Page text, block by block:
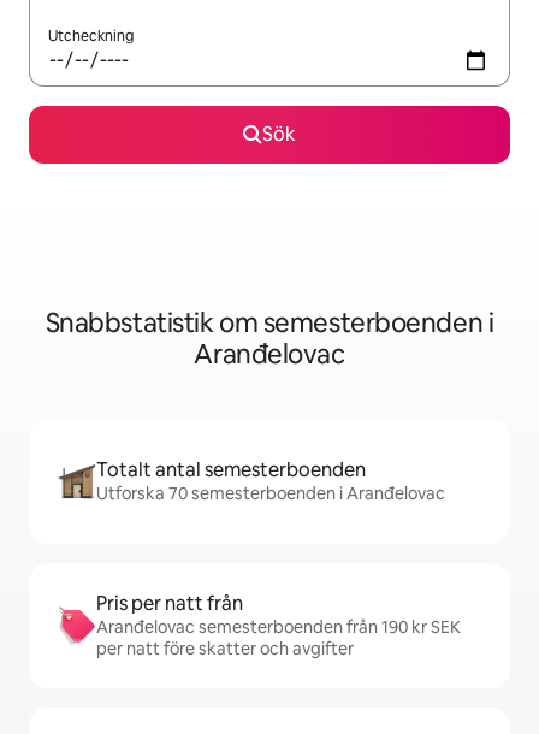
Utcheckning
Sök
Snabbstatistik om semesterboenden i
Aranđelovac
Totalt antal semesterboenden
Utforska 70 semesterboenden i Aranđelovac
Pris per natt från
Aranđelovac semesterboenden från 190 kr SEK
per natt före skatter och avgifter